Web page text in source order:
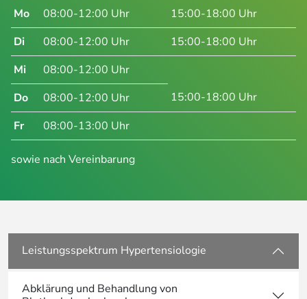
Mo 08:00-12:00 Uhr
15:00-18:00 Uhr
Di
08:00-12:00 Uhr
15:00-18:00 Uhr
Mi
08:00-12:00 Uhr
Do
08:00-12:00 Uhr
15:00-18:00 Uhr
Fr
08:00-13:00 Uhr
sowie nach Vereinbarung
Leistungsspektrum Hypertensiologie
Abklärung und Behandlung von